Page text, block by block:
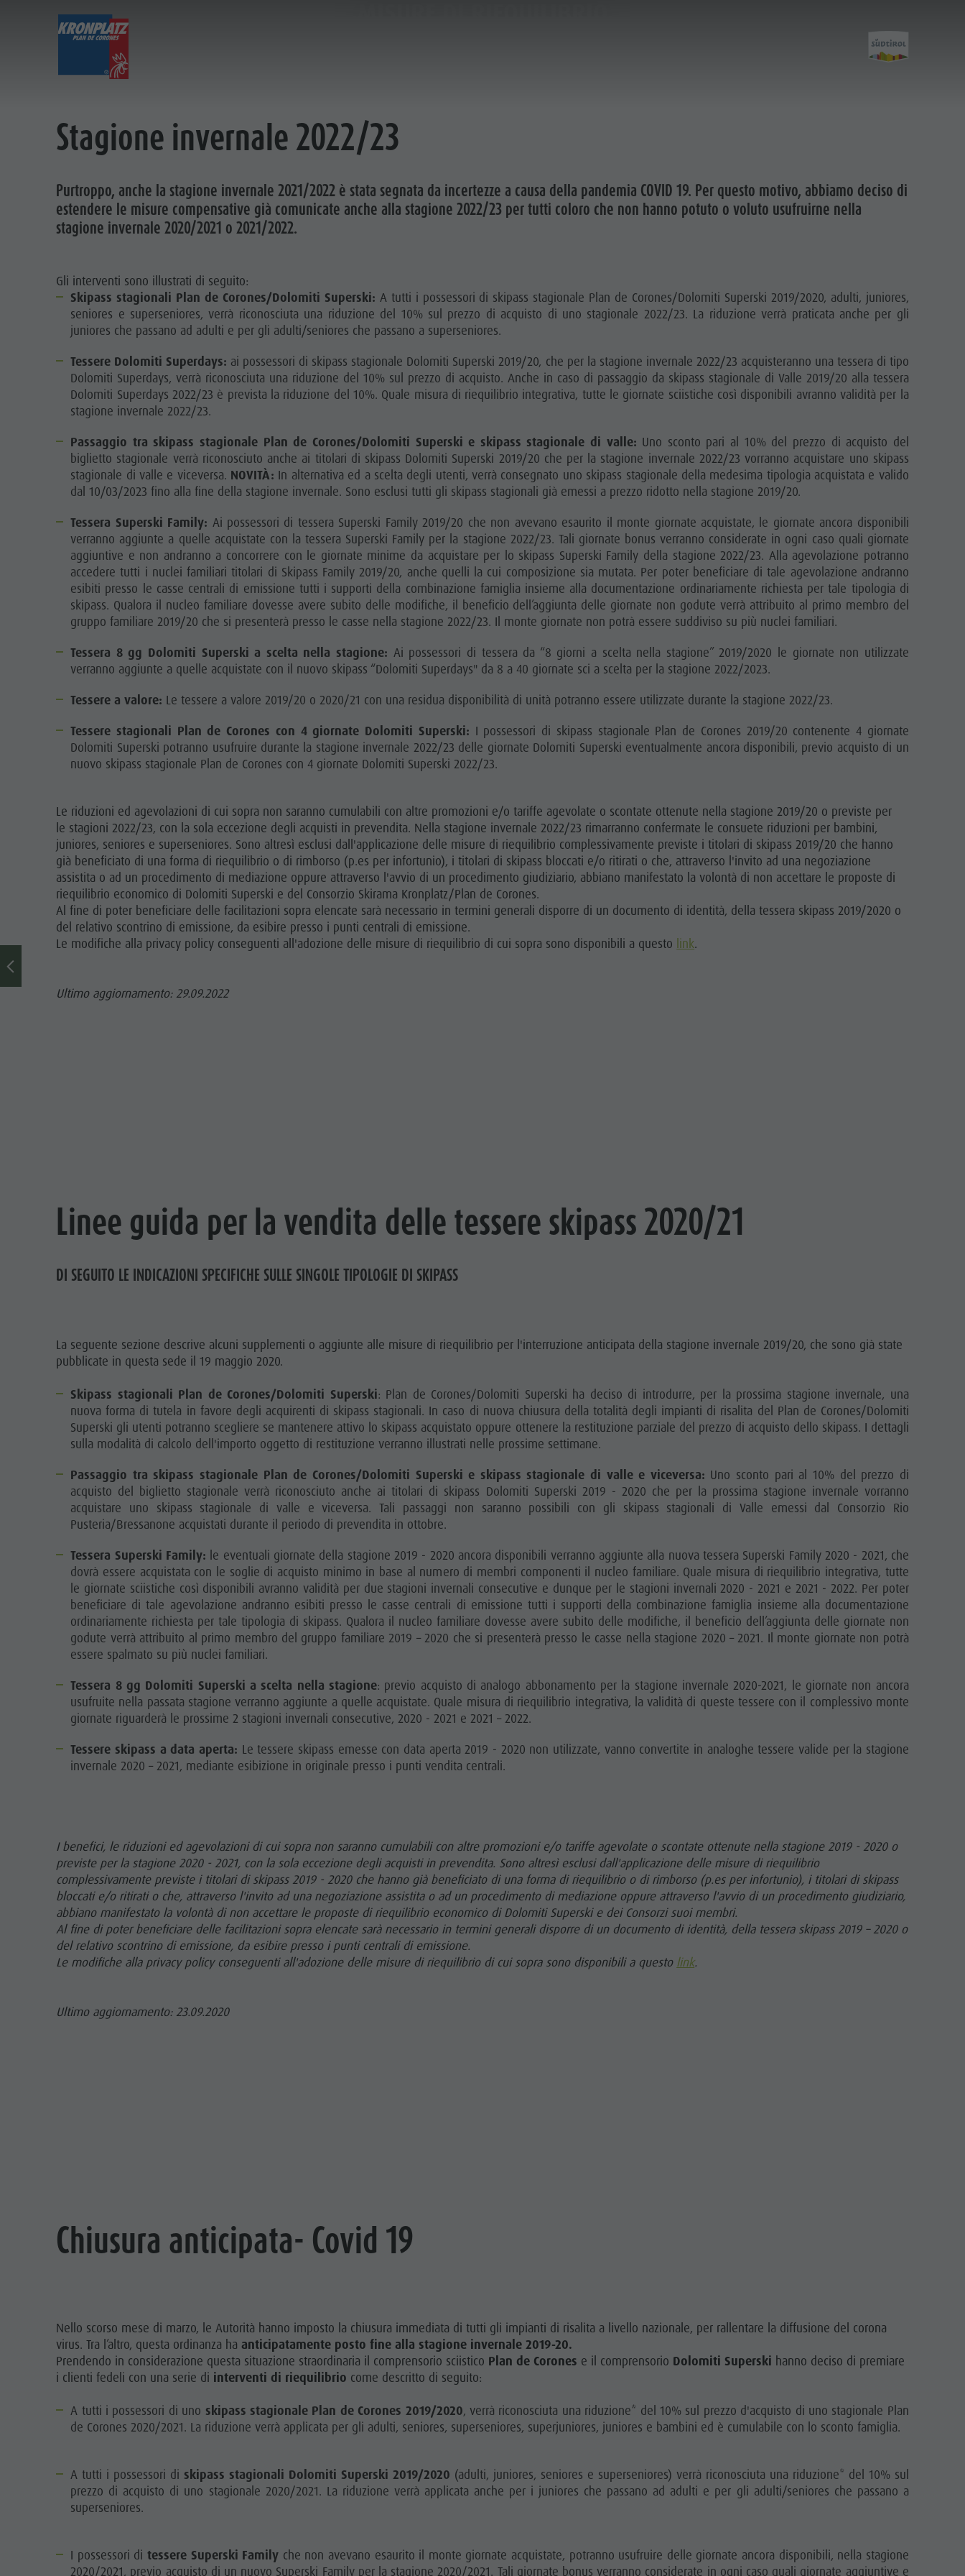
BIGLIETTI & PREZZI
ONLINE SHOP
Prezzi
Punti vendita ticket
Orari di esercizio
Dolomiti Supersummer
Regole di comportamento
Online Shop
Prezzi
Online Shop
Punti vendita ticket
Orari di esercizio
Dolomiti Supersummer
Regole di comportamento
Novità 2026/27
Escursioni
Famiglia & Bambini
Skyscraper
MMM Corones
Concordia 2000
Voli in elicottero
Zip-Line
Ristoranti & rifugi
Sostenibilità
Merchandise
Stagione invernale 2022/23
Purtroppo, anche la stagione invernale 2021/2022 è stata segnata da incertezze a causa della pandemia COVID 19. Per questo motivo, abbiamo deciso di
estendere le misure compensative già comunicate anche alla stagione 2022/23 per tutti coloro che non hanno potuto o voluto usufruirne nella
stagione invernale 2020/2021 o 2021/2022.
Gli interventi sono illustrati di seguito:
Skipass stagionali Plan de Corones/Dolomiti Superski: A tutti i possessori di skipass stagionale Plan de Corones/Dolomiti Superski 2019/2020, adulti, juniores,
seniores e superseniores, verrà riconosciuta una riduzione del 10% sul prezzo di acquisto di uno stagionale 2022/23. La riduzione verrà praticata anche per gli
juniores che passano ad adulti e per gli adulti/seniores che passano a superseniores.
Tessere Dolomiti Superdays: ai possessori di skipass stagionale Dolomiti Superski 2019/20, che per la stagione invernale 2022/23 acquisteranno una tessera di tipo
Dolomiti Superdays, verrà riconosciuta una riduzione del 10% sul prezzo di acquisto. Anche in caso di passaggio da skipass stagionale di Valle 2019/20 alla tessera
Dolomiti Superdays 2022/23 è prevista la riduzione del 10%. Quale misura di riequilibrio integrativa, tutte le giornate sciistiche così disponibili avranno validità per la
stagione invernale 2022/23.
Passaggio tra skipass stagionale Plan de Corones/Dolomiti Superski e skipass stagionale di valle: Uno sconto pari al 10% del prezzo di acquisto del
biglietto stagionale verrà riconosciuto anche ai titolari di skipass Dolomiti Superski 2019/20 che per la stagione invernale 2022/23 vorranno acquistare uno skipass
stagionale di valle e viceversa. NOVITÀ: In alternativa ed a scelta degli utenti, verrà consegnato uno skipass stagionale della medesima tipologia acquistata e valido
dal 10/03/2023 fino alla fine della stagione invernale. Sono esclusi tutti gli skipass stagionali già emessi a prezzo ridotto nella stagione 2019/20.
Tessera Superski Family: Ai possessori di tessera Superski Family 2019/20 che non avevano esaurito il monte giornate acquistate, le giornate ancora disponibili
verranno aggiunte a quelle acquistate con la tessera Superski Family per la stagione 2022/23. Tali giornate bonus verranno considerate in ogni caso quali giornate
aggiuntive e non andranno a concorrere con le giornate minime da acquistare per lo skipass Superski Family della stagione 2022/23. Alla agevolazione potranno
accedere tutti i nuclei familiari titolari di Skipass Family 2019/20, anche quelli la cui composizione sia mutata. Per poter beneficiare di tale agevolazione andranno
esibiti presso le casse centrali di emissione tutti i supporti della combinazione famiglia insieme alla documentazione ordinariamente richiesta per tale tipologia di
skipass. Qualora il nucleo familiare dovesse avere subito delle modifiche, il beneficio dell’aggiunta delle giornate non godute verrà attribuito al primo membro del
gruppo familiare 2019/20 che si presenterà presso le casse nella stagione 2022/23. Il monte giornate non potrà essere suddiviso su più nuclei familiari.
Tessera 8 gg Dolomiti Superski a scelta nella stagione: Ai possessori di tessera da “8 giorni a scelta nella stagione” 2019/2020 le giornate non utilizzate
verranno aggiunte a quelle acquistate con il nuovo skipass “Dolomiti Superdays" da 8 a 40 giornate sci a scelta per la stagione 2022/2023.
Tessere a valore: Le tessere a valore 2019/20 o 2020/21 con una residua disponibilità di unità potranno essere utilizzate durante la stagione 2022/23.
Tessere stagionali Plan de Corones con 4 giornate Dolomiti Superski: I possessori di skipass stagionale Plan de Corones 2019/20 contenente 4 giornate
Dolomiti Superski potranno usufruire durante la stagione invernale 2022/23 delle giornate Dolomiti Superski eventualmente ancora disponibili, previo acquisto di un
nuovo skipass stagionale Plan de Corones con 4 giornate Dolomiti Superski 2022/23.
Le riduzioni ed agevolazioni di cui sopra non saranno cumulabili con altre promozioni e/o tariffe agevolate o scontate ottenute nella stagione 2019/20 o previste per
le stagioni 2022/23, con la sola eccezione degli acquisti in prevendita. Nella stagione invernale 2022/23 rimarranno confermate le consuete riduzioni per bambini,
juniores, seniores e superseniores. Sono altresì esclusi dall'applicazione delle misure di riequilibrio complessivamente previste i titolari di skipass 2019/20 che hanno
già beneficiato di una forma di riequilibrio o di rimborso (p.es per infortunio), i titolari di skipass bloccati e/o ritirati o che, attraverso l'invito ad una negoziazione
assistita o ad un procedimento di mediazione oppure attraverso l'avvio di un procedimento giudiziario, abbiano manifestato la volontà di non accettare le proposte di
riequilibrio economico di Dolomiti Superski e del Consorzio Skirama Kronplatz/Plan de Corones.
Al fine di poter beneficiare delle facilitazioni sopra elencate sarà necessario in termini generali disporre di un documento di identità, della tessera skipass 2019/2020 o
del relativo scontrino di emissione, da esibire presso i punti centrali di emissione.
Le modifiche alla privacy policy conseguenti all'adozione delle misure di riequilibrio di cui sopra sono disponibili a questo link.
Ultimo aggiornamento: 29.09.2022
Linee guida per la vendita delle tessere skipass 2020/21
DI SEGUITO LE INDICAZIONI SPECIFICHE SULLE SINGOLE TIPOLOGIE DI SKIPASS
La seguente sezione descrive alcuni supplementi o aggiunte alle misure di riequilibrio per l'interruzione anticipata della stagione invernale 2019/20, che sono già state
pubblicate in questa sede il 19 maggio 2020.
Skipass stagionali Plan de Corones/Dolomiti Superski: Plan de Corones/Dolomiti Superski ha deciso di introdurre, per la prossima stagione invernale, una
nuova forma di tutela in favore degli acquirenti di skipass stagionali. In caso di nuova chiusura della totalità degli impianti di risalita del Plan de Corones/Dolomiti
Superski gli utenti potranno scegliere se mantenere attivo lo skipass acquistato oppure ottenere la restituzione parziale del prezzo di acquisto dello skipass. I dettagli
sulla modalità di calcolo dell'importo oggetto di restituzione verranno illustrati nelle prossime settimane.
Passaggio tra skipass stagionale Plan de Corones/Dolomiti Superski e skipass stagionale di valle e viceversa: Uno sconto pari al 10% del prezzo di
acquisto del biglietto stagionale verrà riconosciuto anche ai titolari di skipass Dolomiti Superski 2019 - 2020 che per la prossima stagione invernale vorranno
acquistare uno skipass stagionale di valle e viceversa. Tali passaggi non saranno possibili con gli skipass stagionali di Valle emessi dal Consorzio Rio
Pusteria/Bressanone acquistati durante il periodo di prevendita in ottobre.
Tessera Superski Family: le eventuali giornate della stagione 2019 - 2020 ancora disponibili verranno aggiunte alla nuova tessera Superski Family 2020 - 2021, che
dovrà essere acquistata con le soglie di acquisto minimo in base al numero di membri componenti il nucleo familiare. Quale misura di riequilibrio integrativa, tutte
le giornate sciistiche così disponibili avranno validità per due stagioni invernali consecutive e dunque per le stagioni invernali 2020 - 2021 e 2021 - 2022. Per poter
beneficiare di tale agevolazione andranno esibiti presso le casse centrali di emissione tutti i supporti della combinazione famiglia insieme alla documentazione
ordinariamente richiesta per tale tipologia di skipass. Qualora il nucleo familiare dovesse avere subito delle modifiche, il beneficio dell’aggiunta delle giornate non
godute verrà attribuito al primo membro del gruppo familiare 2019 – 2020 che si presenterà presso le casse nella stagione 2020 – 2021. Il monte giornate non potrà
essere spalmato su più nuclei familiari.
Tessera 8 gg Dolomiti Superski a scelta nella stagione: previo acquisto di analogo abbonamento per la stagione invernale 2020-2021, le giornate non ancora
usufruite nella passata stagione verranno aggiunte a quelle acquistate. Quale misura di riequilibrio integrativa, la validità di queste tessere con il complessivo monte
giornate riguarderà le prossime 2 stagioni invernali consecutive, 2020 - 2021 e 2021 – 2022.
Tessere skipass a data aperta: Le tessere skipass emesse con data aperta 2019 - 2020 non utilizzate, vanno convertite in analoghe tessere valide per la stagione
invernale 2020 – 2021, mediante esibizione in originale presso i punti vendita centrali.
I benefici, le riduzioni ed agevolazioni di cui sopra non saranno cumulabili con altre promozioni e/o tariffe agevolate o scontate ottenute nella stagione 2019 - 2020 o
previste per la stagione 2020 - 2021, con la sola eccezione degli acquisti in prevendita. Sono altresì esclusi dall'applicazione delle misure di riequilibrio
complessivamente previste i titolari di skipass 2019 - 2020 che hanno già beneficiato di una forma di riequilibrio o di rimborso (p.es per infortunio), i titolari di skipass
bloccati e/o ritirati o che, attraverso l'invito ad una negoziazione assistita o ad un procedimento di mediazione oppure attraverso l'avvio di un procedimento giudiziario,
abbiano manifestato la volontà di non accettare le proposte di riequilibrio economico di Dolomiti Superski e dei Consorzi suoi membri.
Al fine di poter beneficiare delle facilitazioni sopra elencate sarà necessario in termini generali disporre di un documento di identità, della tessera skipass 2019 – 2020 o
del relativo scontrino di emissione, da esibire presso i punti centrali di emissione.
Le modifiche alla privacy policy conseguenti all'adozione delle misure di riequilibrio di cui sopra sono disponibili a questo link.
Ultimo aggiornamento: 23.09.2020
Chiusura anticipata- Covid 19
Nello scorso mese di marzo, le Autorità hanno imposto la chiusura immediata di tutti gli impianti di risalita a livello nazionale, per rallentare la diffusione del corona
virus. Tra l’altro, questa ordinanza ha anticipatamente posto fine alla stagione invernale 2019-20.
Prendendo in considerazione questa situazione straordinaria il comprensorio sciistico Plan de Corones e il comprensorio Dolomiti Superski hanno deciso di premiare
i clienti fedeli con una serie di interventi di riequilibrio come descritto di seguito:
A tutti i possessori di uno skipass stagionale Plan de Corones 2019/2020, verrà riconosciuta una riduzione* del 10% sul prezzo d'acquisto di uno stagionale Plan
de Corones 2020/2021. La riduzione verrà applicata per gli adulti, seniores, superseniores, superjuniores, juniores e bambini ed è cumulabile con lo sconto famiglia.
A tutti i possessori di skipass stagionali Dolomiti Superski 2019/2020 (adulti, juniores, seniores e superseniores) verrà riconosciuta una riduzione* del 10% sul
prezzo di acquisto di uno stagionale 2020/2021. La riduzione verrà applicata anche per i juniores che passano ad adulti e per gli adulti/seniores che passano a
superseniores.
I possessori di tessere Superski Family che non avevano esaurito il monte giornate acquistate, potranno usufruire delle giornate ancora disponibili, nella stagione
2020/2021, previo acquisto di un nuovo Superski Family per la stagione 2020/2021. Tali giornate bonus verranno considerate in ogni caso quali giornate aggiuntive e